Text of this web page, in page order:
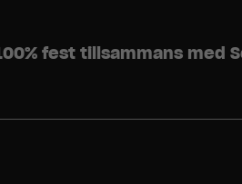
fest tillsammans med